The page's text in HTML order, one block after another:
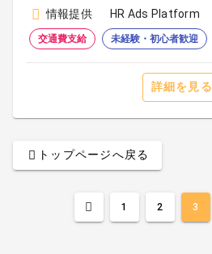
情報提供
HR Ads Platform
交通費支給 未経験・初心者歓迎
詳細を見る
トップページへ戻る
1 2 3